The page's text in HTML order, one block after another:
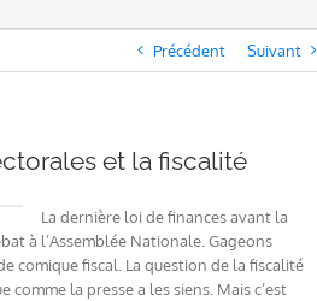
Précédent Suivant
et la fiscalité
La dernière loi de finances avant la
à l’Assemblée Nationale. Gageons
comique fiscal. La question de la fiscalité
la presse a les siens. Mais c’est